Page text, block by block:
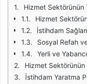
Hizmet Sektörünün
Hizmet
İstihdam
Sosyal Refah
Yerli ve
Hizmet Sektörünün
İstihdam Yaratma